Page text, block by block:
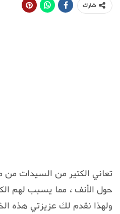
شارك
تعاني الكتير من السيدات
حول الأنف ، مما يسبب لهم
ولهذا نقدم لك عزيزتي هذه